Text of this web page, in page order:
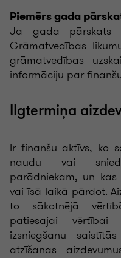
Piemērs gada
Ja gada pārskats
Grāmatvedības
grāmatvedības
informāciju par
Ilgtermiņa
Ir finanšu aktīvs, ko
naudu vai
parādniekam, un
vai īsā laikā pārdot.
to sākotnējā
patiesajai vērtībai
izsniegšanu
atzīšanas